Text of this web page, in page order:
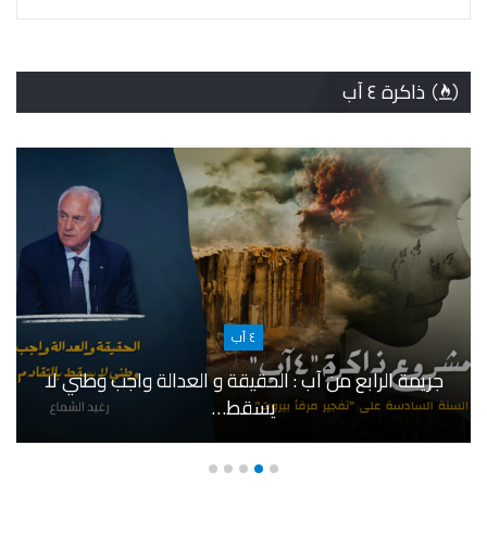
ذاكرة ٤ آب
٤ آب
جريمة الرابع من آب : الحقيقة و العدالة واجب وطني لا
يسقط…